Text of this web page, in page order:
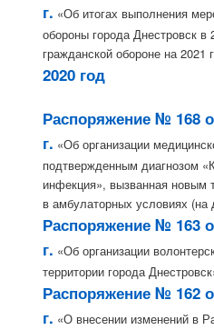
г. «Об итогах выполнения
обороны города Днестровск в
гражданской обороне на 2021
2020 год
Распоряжение № 168
г. «Об организации
подтвержденным диагнозом
инфекция», вызванная новым
в амбулаторных условиях (на
Распоряжение № 163
г. «Об организации
территории города
Распоряжение № 162
г. «О внесении изменений в